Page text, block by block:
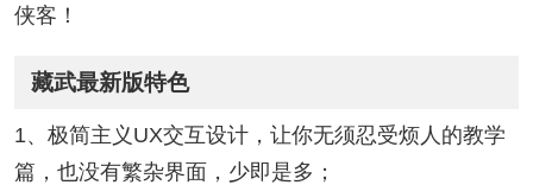
侠客！
藏武最新版特色
1、极简主义UX交互设计，让你无须忍受烦人的教学
篇，也没有繁杂界面，少即是多；